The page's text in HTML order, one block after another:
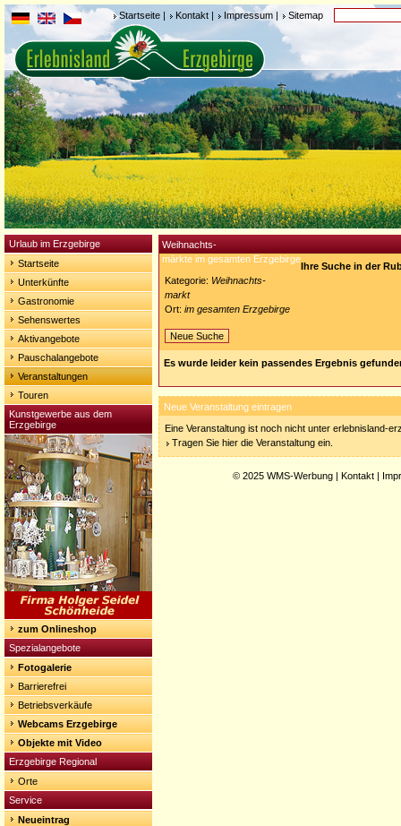
Startseite | Kontakt | Impressum | Sitemap
Urlaub im Erzgebirge
Startseite
Unterkünfte
Gastronomie
Sehenswertes
Aktivangebote
Pauschalangebote
Veranstaltungen
Touren
Kunstgewerbe aus dem
Erzgebirge
zum Onlineshop
Spezialangebote
Fotogalerie
Barrierefrei
Betriebsverkäufe
Webcams Erzgebirge
Objekte mit Video
Erzgebirge Regional
Orte
Service
Neueintrag
Weihnachts-
märkte im gesamten Erzgebirge
Ihre Suche in der
Kategorie: Weihnachts-
markt
Ort: im gesamten Erzgebirge
Neue Suche
Es wurde leider kein passendes Ergebnis
Neue Veranstaltung eintragen
Eine Veranstaltung ist noch nicht unter erlebnisland-
Tragen Sie hier die Veranstaltung ein.
© 2025 WMS-Werbung | Kontakt |